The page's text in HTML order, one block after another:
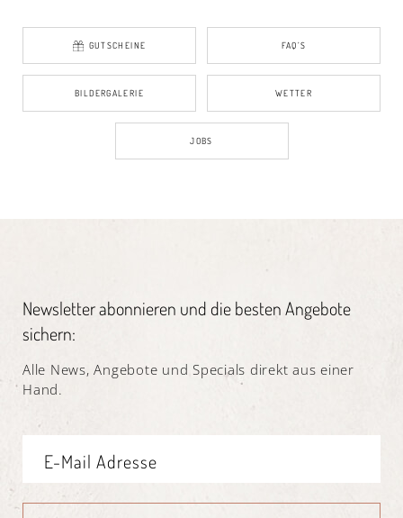
GUTSCHEINE FAQ’S
BILDERGALERIE WETTER
JOBS
Newsletter abonnieren und die besten Angebote
sichern:
Alle News, Angebote und Specials direkt aus einer
Hand.